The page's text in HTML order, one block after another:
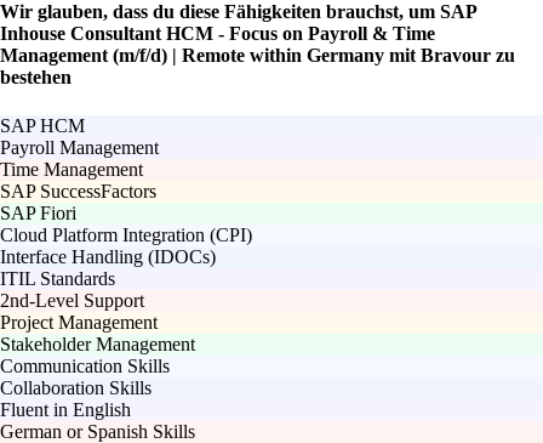
Wir glauben, dass du diese Fähigkeiten brauchst, um SAP
Inhouse Consultant HCM - Focus on Payroll & Time
Management (m/f/d) | Remote within Germany mit Bravour zu
bestehen
SAP HCM
Payroll Management
Time Management
SAP SuccessFactors
SAP Fiori
Cloud Platform Integration (CPI)
Interface Handling (IDOCs)
ITIL Standards
2nd-Level Support
Project Management
Stakeholder Management
Communication Skills
Collaboration Skills
Fluent in English
German or Spanish Skills